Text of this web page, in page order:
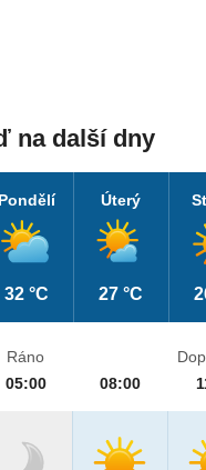
na další dny
Pondělí
32 °C
Úterý
27 °C
Ráno
05:00
08:00